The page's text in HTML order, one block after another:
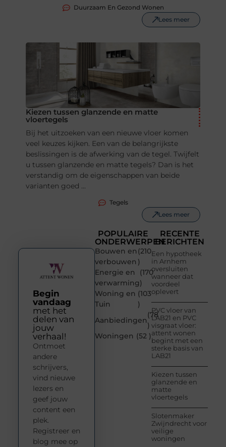
Duurzaam En Gezond Wonen
Lees meer
Kiezen tussen glanzende en matte
vloertegels
Bij het uitzoeken van een nieuwe vloer komen
veel keuzes kijken. Een van de belangrijkste
beslissingen is de afwerking van de tegel. Twijfelt
u tussen glanzende en matte tegels? Dan is het
verstandig om de eigenschappen van beide
varianten goed ...
Tegels
Lees meer
POPULAIRE
ONDERWERPEN
Bouwen en
verbouwen
(210
)
Energie en
verwarming
(170
)
Woning en
Tuin
(103
)
Aanbiedingen
(78
)
Woningen (52 )
RECENTE
BERICHTEN
Een hypotheek
in Arnhem
oversluiten
wanneer dat
voordeel
oplevert
PVC vloer van
LAB21 en PVC
visgraat vloer:
attent wonen
begint met een
sterke basis van
LAB21
Kiezen tussen
glanzende en
matte
vloertegels
Slotenmaker
Zwijndrecht voor
veilige
woningen
Begin
vandaag
met het
delen van
jouw
verhaal!
Ontmoet
andere
schrijvers,
vind nieuwe
lezers en
geef jouw
content een
plek.
Registreer en
blog mee op